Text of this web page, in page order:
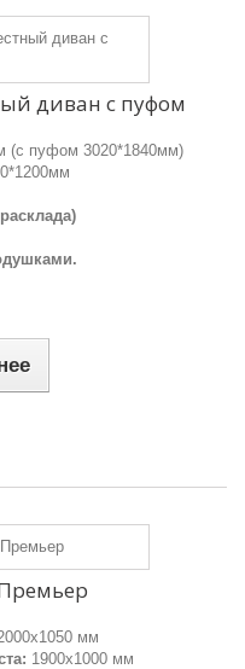
диван с пуфом
(с пуфом 3020*1840мм)
мм
1900х1000 мм